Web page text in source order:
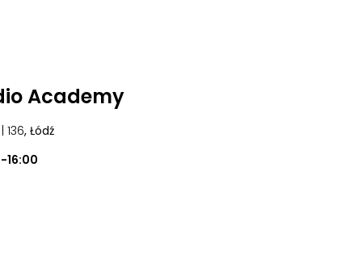
Academy
| 136, Łódź
16:00